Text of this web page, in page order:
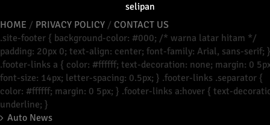
selipan
HOME / PRIVACY POLICY / CONTACT US
.site-footer { background-color: #000; /* warna latar hitam */
padding: 20px 0; text-align: center; font-family: Arial, sans-serif; }
.footer-links a { color: #ffffff; text-decoration: none; margin: 0
font-size: 14px; letter-spacing: 0.5px; } .footer-links .separator {
color: #ffffff; margin: 0 5px; } .footer-links a:hover { text-
underline; }
Auto News